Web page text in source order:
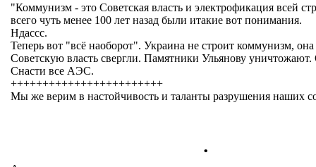
"Коммунизм - это Советская власть и электрофикация всей
всего чуть менее 100 лет назад были итакие вот понимания.
Ндассс.
Теперь вот "всё наоборот". Украина не строит коммунизм, она
Советскую власть свергли. Памятники Ульянову уничтожают.
Снасти все АЭС.
++++++++++++++++++++++++
Мы же верим в настойчивость и таланты разрушения наших
.